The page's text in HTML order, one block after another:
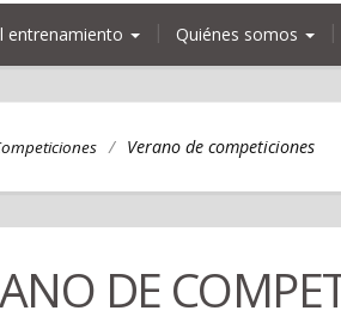
entrenamiento Quiénes somos
/ Verano de competiciones
DE